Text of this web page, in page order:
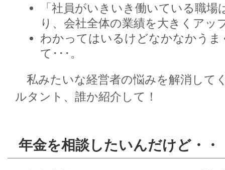
「社員がいきいき働いている職場
り、会社全体の業績を大きくアッ
わかってはいるけどなかなかうま
て･･･。
私みたいな経営者の悩みを解消して
ルタント、誰か紹介して！
年金を相談したいんだけど・・